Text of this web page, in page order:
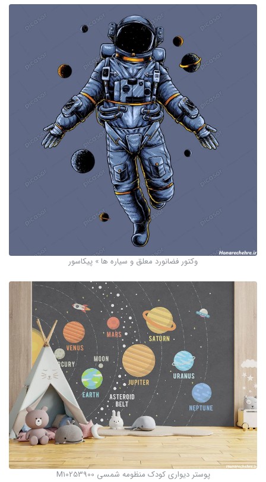
وکتور فضانورد معلق و سیاره ها » پیکاسور
پوستر دیواری کودک منظومه شمسی M10253900